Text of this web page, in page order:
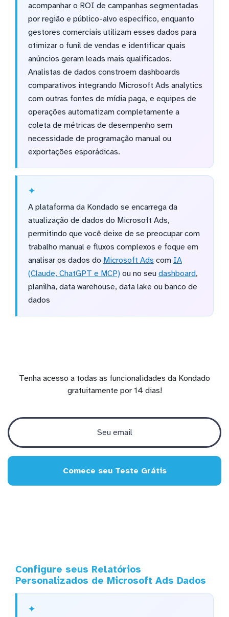
acompanhar o ROI de campanhas segmentadas
por região e público-alvo específico, enquanto
gestores comerciais utilizam esses dados para
otimizar o funil de vendas e identificar quais
anúncios geram leads mais qualificados.
Analistas de dados constroem dashboards
comparativos integrando Microsoft Ads analytics
com outras fontes de mídia paga, e equipes de
operações automatizam completamente a
coleta de métricas de desempenho sem
necessidade de programação manual ou
exportações esporádicas.
A plataforma da Kondado se encarrega da
atualização de dados do Microsoft Ads,
permitindo que você deixe de se preocupar com
trabalho manual e fluxos complexos e foque em
analisar os dados do Microsoft Ads com IA
(Claude, ChatGPT e MCP)ou no seu dashboard,
planilha, data warehouse, data lake ou banco de
dados
Tenha acesso a todas as funcionalidades da Kondado
gratuitamente por 14 dias!
Comece seu Teste Grátis
Configure seus Relatórios
Personalizados de Microsoft Ads Dados